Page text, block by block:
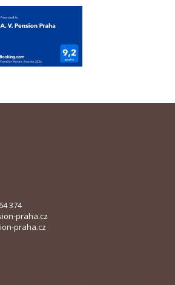
374
praha.cz
praha.cz